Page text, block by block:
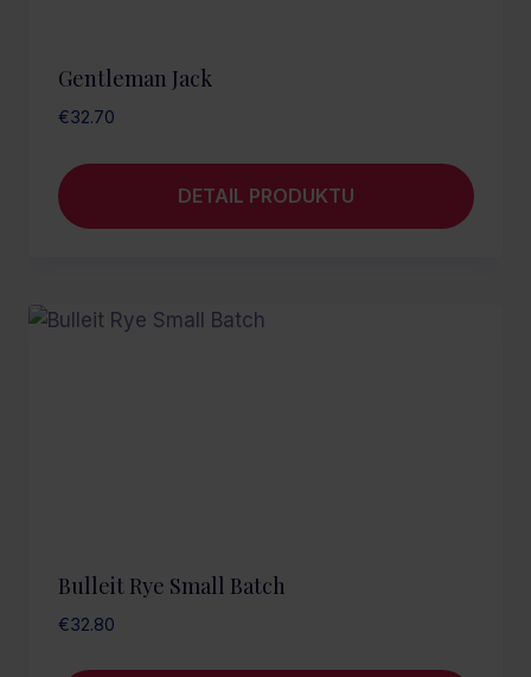
Gentleman Jack
€32.70
DETAIL PRODUKTU
Bulleit Rye Small Batch
€32.80